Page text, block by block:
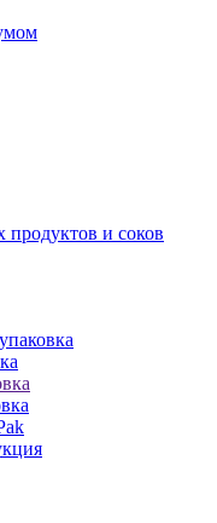
продуктов и соков